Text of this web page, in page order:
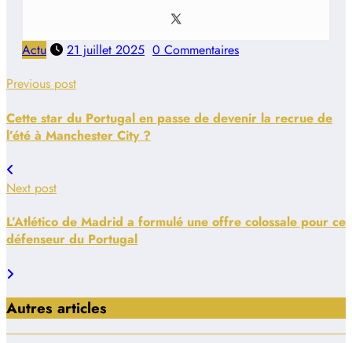
Actu 21 juillet 2025 0 Commentaires
Previous post
Cette star du Portugal en passe de devenir la recrue de
l’été à Manchester City ?
Next post
L’Atlético de Madrid a formulé une offre colossale pour ce
défenseur du Portugal
Autres articles